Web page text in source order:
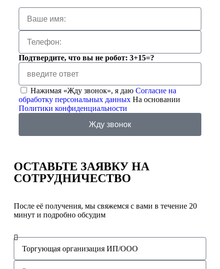
Подтвердите, что вы не робот: 3+15=?
Нажимая «Жду звонок», я даю Согласие на
обработку персональных данных На основании
Политики конфиденциальности
Жду звонок
ОСТАВЬТЕ ЗАЯВКУ НА
СОТРУДНИЧЕСТВО
После её получения, мы свяжемся с вами в течение 20
минут и подробно обсудим